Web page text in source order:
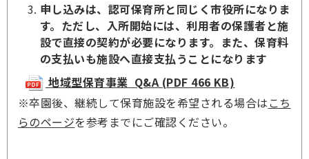
申し込みは、認可保育所と同じく市役所になりま
す。ただし、入所開始には、利用者の保護者と施
設で直接の契約が必要になります。また、保育料
の支払いも施設へ直接支払うことになります
地域型保育事業 Q&A (PDF 466 KB)
※卒園後、継続して保育施設を希望される場合は こち
らのページを参考までにご確認ください。